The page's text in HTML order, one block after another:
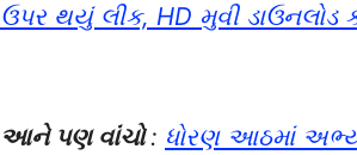
ઉપર થયું લીક, HD મુવી ડાઉનલોડ
આને પણ વાંચો: ધોરણ આઠમાં